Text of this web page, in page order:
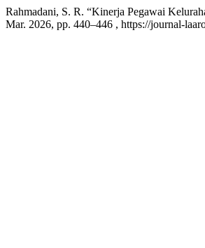
Rahmadani, S. R. “Kinerja Pegawai
Mar. 2026, pp. 440–446 , https://journal-